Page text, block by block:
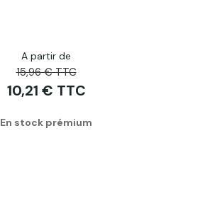
A partir de
15,96 € TTC
10,21 € TTC
En stock prémium